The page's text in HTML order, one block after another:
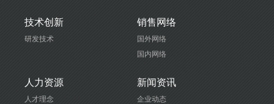
技术创新
研发技术
销售网络
国外网络
国内网络
人力资源
人才理念
新闻资讯
企业动态